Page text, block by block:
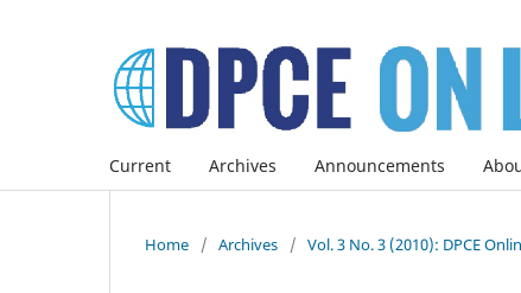
Current Archives Announcements
Home / Archives / Vol. 3 No. 3 (2010): DPCE